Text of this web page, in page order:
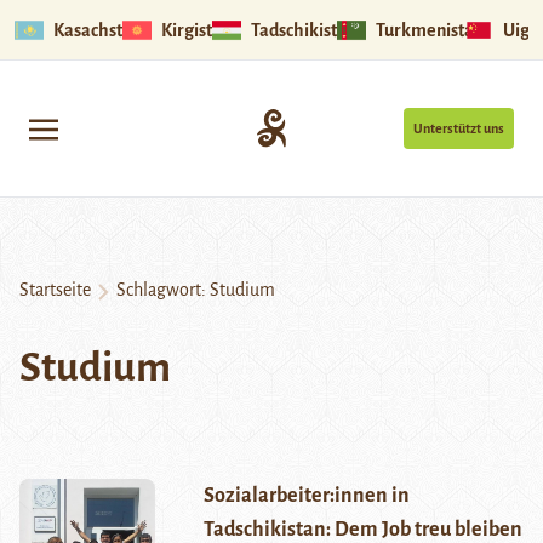
Kasachstan Kirgistan Tadschikistan Turkmenistan
Unterstützt uns
Startseite Schlagwort: Studium
Studium
Sozialarbeiter:innen in
Tadschikistan: Dem Job treu bleiben